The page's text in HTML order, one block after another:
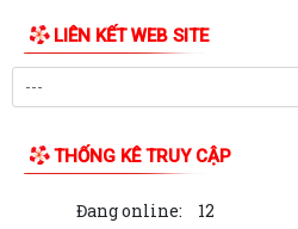
LIÊN KẾT WEB SITE
THỐNG KÊ TRUY CẬP
Đang online: 12